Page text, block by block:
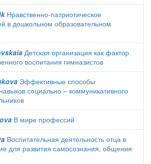
Нравственно-патриотическое
в дошкольном образовательном
Детская организация как фактор
воспитания гимназистов
Эффективные способы
социально – коммуникативного
В мире профессий
Воспитательная деятельность отца в
для развития самосознания, общения